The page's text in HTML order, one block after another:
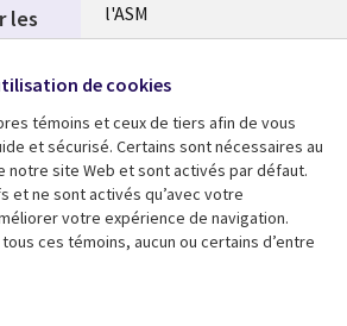
l'ASM
Fusions
Support
Legal
Accessibilité
les
de cookies
témoins et ceux de tiers afin de vous
et sécurisé. Certains sont nécessaires au
notre site Web et sont activés par défaut.
et ne sont activés qu’avec votre
votre expérience de navigation.
ces témoins, aucun ou certains d’entre